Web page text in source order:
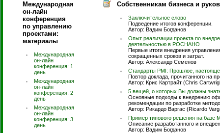
Международная
он-лайн
конференция
по управлению
проектами:
материалы
Международная
он-лайн
конференция: 1
день
Международная
он-лайн
конференция: 2
день
Международная
он-лайн
конференция: 3
день
Собственникам бизнеса и
Заключительное слово
Подведение итогов конференции.
Автор: Вадим Богданов
Опыт реализации проекта по
деятельностью в РОСНАНО
Первые итоги внедрения
сокращенных сроков и затрат.
Автор: Александр Семенов
Стандарты PMI: Прошлое,
Повтор доклада, прочитанного на
Автор: Крис Картрайт (Chris
5 вещей, о которых Вы должны
Основные подходы к внедрению
рекомендации по разработке
Автор: Рикардо Варгас (Ricardo
Пример типового решения на базе
Описание разработанного и
Автор: Вадим Богданов